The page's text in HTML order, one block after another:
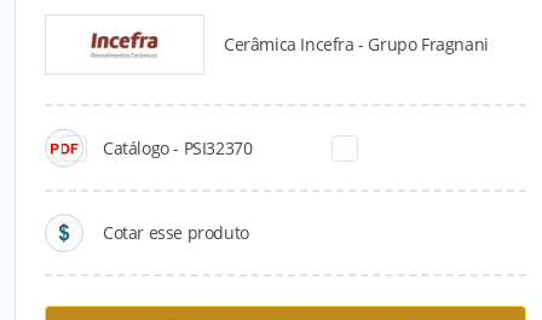
Cerâmica Incefra - Grupo Fragnani
Catálogo - PSI32370
Cotar esse produto
Catálogos para Download